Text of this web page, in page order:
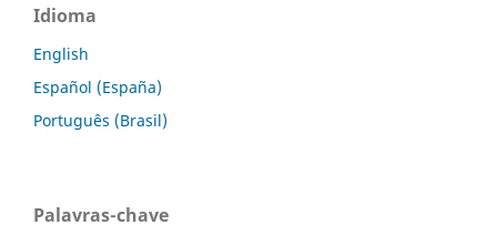
Idioma
English
Español (España)
Português (Brasil)
Palavras-chave